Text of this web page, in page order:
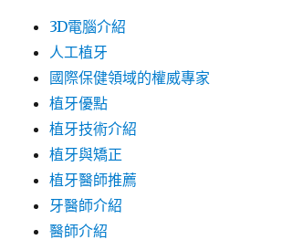
3D電腦介紹
人工植牙
國際保健領域的權威專家
植牙優點
植牙技術介紹
植牙與矯正
植牙醫師推薦
牙醫師介紹
醫師介紹